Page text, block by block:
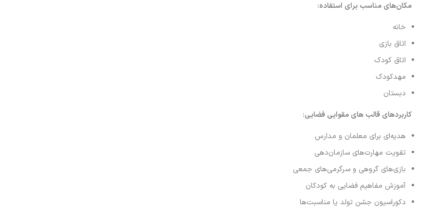
مکان‌های مناسب برای استفاده:
خانه
اتاق بازی
اتاق کودک
مهدکودک
دبستان
کاربردهای قالب های مقوایی فضایی:
هدیه‌ای برای معلمان و مدارس
تقویت مهارت‌های سازمان‌دهی
بازی‌های گروهی و سرگرمی‌های جمعی
آموزش مفاهیم فضایی به کودکان
دکوراسیون جشن تولد یا مناسبت‌ها